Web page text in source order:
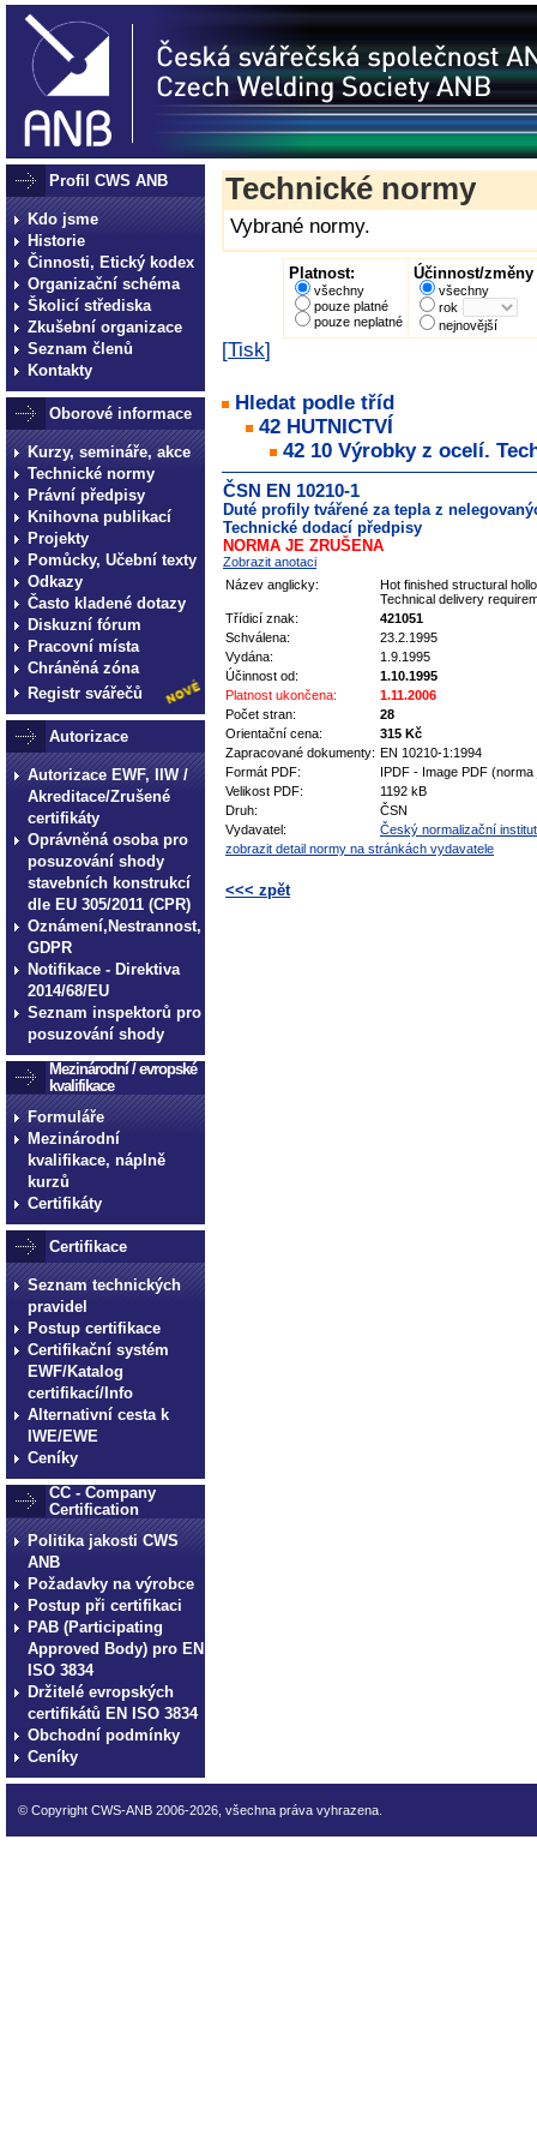
Profil CWS ANB
Kdo jsme
Historie
Činnosti, Etický kodex
Organizační schéma
Školicí střediska
Zkušební organizace
Seznam členů
Kontakty
Oborové informace
Kurzy, semináře, akce
Technické normy
Právní předpisy
Knihovna publikací
Projekty
Pomůcky, Učební texty
Odkazy
Často kladené dotazy
Diskuzní fórum
Pracovní místa
Chráněná zóna
Registr svářečů
Autorizace
Autorizace EWF, IIW /
Akreditace/Zrušené
certifikáty
Oprávněná osoba pro
posuzování shody
stavebních konstrukcí
dle EU 305/2011 (CPR)
Oznámení,Nestrannost,
GDPR
Notifikace - Direktiva
2014/68/EU
Seznam inspektorů pro
posuzování shody
Mezinárodní / evropské
kvalifikace
Formuláře
Mezinárodní
kvalifikace, náplně
kurzů
Certifikáty
Certifikace
Seznam technických
pravidel
Postup certifikace
Certifikační systém
EWF/Katalog
certifikací/Info
Alternativní cesta k
IWE/EWE
Ceníky
CC - Company
Certification
Politika jakosti CWS
ANB
Požadavky na výrobce
Postup při certifikaci
PAB (Participating
Approved Body) pro EN
ISO 3834
Držitelé evropských
certifikátů EN ISO 3834
Obchodní podmínky
Ceníky
Technické normy
Vybrané normy.
Platnost:
všechny
pouze platné
pouze neplatné
Účinnost/změny
všechny
rok
nejnovější
[Tisk]
Hledat podle tříd
42 HUTNICTVÍ
42 10 Výrobky z ocelí.
ČSN EN 10210-1
Duté profily tvářené za tepla z
Technické dodací předpisy
NORMA JE ZRUŠENA
Zobrazit anotaci
Název anglicky:
Hot finished structural
Technical delivery
Třídicí znak:
421051
Schválena:
23.2.1995
Vydána:
1.9.1995
Účinnost od:
1.10.1995
Platnost ukončena:
1.11.2006
Počet stran:
28
Orientační cena:
315 Kč
Zapracované dokumenty: EN 10210-1:1994
Formát PDF:
IPDF - Image PDF
Velikost PDF:
1192 kB
Druh:
ČSN
Vydavatel:
Český normalizační institut
zobrazit detail normy na stránkách vydavatele
<<< zpět
© Copyright CWS-ANB 2006-2026, všechna práva vyhrazena.